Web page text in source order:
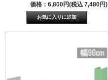
価格：6,800円(税込 7,480円)